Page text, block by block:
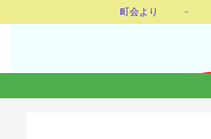
町会より